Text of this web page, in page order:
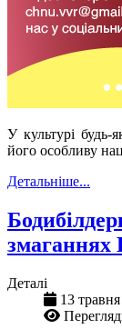
У культурі будь-
його особливу
Детальніше...
змаганнях
Деталі
13